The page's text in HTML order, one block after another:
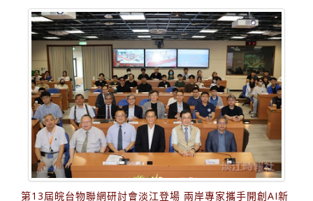
第13屆皖台物聯網研討會淡江登場 兩岸專家攜手開創AI新